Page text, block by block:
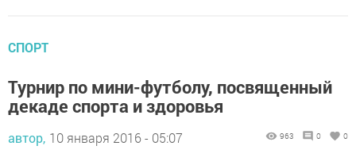
СПОРТ
Турнир по мини-футболу, посвященный
декаде спорта и здоровья
автор, 10 января 2016 - 05:07 963 0 0